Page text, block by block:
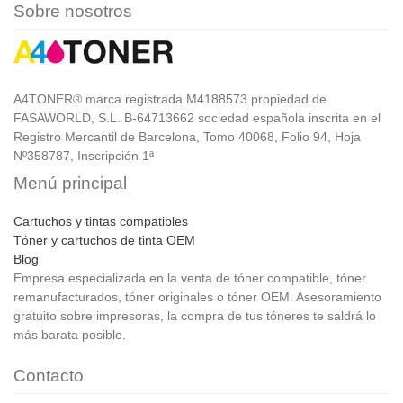
Sobre nosotros
A4TONER® marca registrada M4188573 propiedad de
FASAWORLD, S.L. B-64713662 sociedad española inscrita en el
Registro Mercantil de Barcelona, Tomo 40068, Folio 94, Hoja
Nº358787, Inscripción 1ª
Menú principal
Cartuchos y tintas compatibles
Tóner y cartuchos de tinta OEM
Blog
Empresa especializada en la venta de tóner compatible, tóner
remanufacturados, tóner originales o tóner OEM. Asesoramiento
gratuito sobre impresoras, la compra de tus tóneres te saldrá lo
más barata posible.
Contacto